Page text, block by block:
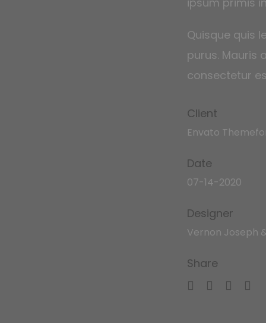
Quisque quis
purus. Mauris
consectetur
Client
Envato
Date
07-14-2020
Designer
Vernon Joseph
Share